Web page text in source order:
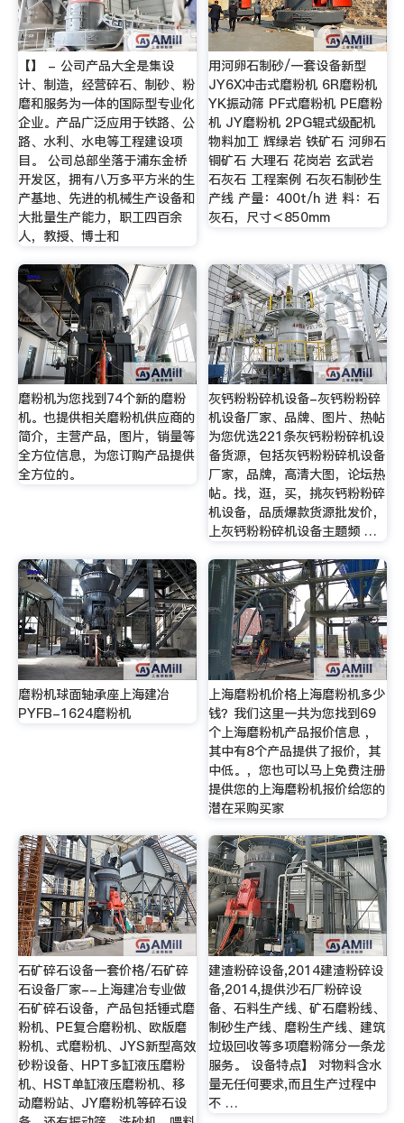
【】 - 公司产品大全是集设
计、制造，经营碎石、制砂、粉
磨和服务为一体的国际型专业化
企业。产品广泛应用于铁路、公
路、水利、水电等工程建设项
目。 公司总部坐落于浦东金桥
开发区，拥有八万多平方米的生
产基地、先进的机械生产设备和
大批量生产能力，职工四百余
人，教授、博士和
用河卵石制砂/一套设备新型
JY6X冲击式磨粉机 6R磨粉机
YK振动筛 PF式磨粉机 PE磨粉
机 JY磨粉机 2PG辊式级配机
物料加工 辉绿岩 铁矿石 河卵石
铜矿石 大理石 花岗岩 玄武岩
石灰石 工程案例 石灰石制砂生
产线 产量：400t/h 进 料：石
灰石，尺寸＜850mm
磨粉机为您找到74个新的磨粉
机。也提供相关磨粉机供应商的
简介，主营产品，图片，销量等
全方位信息，为您订购产品提供
全方位的。
灰钙粉粉碎机设备-灰钙粉粉碎
机设备厂家、品牌、图片、热帖
为您优选221条灰钙粉粉碎机设
备货源，包括灰钙粉粉碎机设备
厂家，品牌，高清大图，论坛热
帖。找，逛，买，挑灰钙粉粉碎
机设备，品质爆款货源批发价，
上灰钙粉粉碎机设备主题频 …
磨粉机球面轴承座上海建冶
PYFB-1624磨粉机
上海磨粉机价格上海磨粉机多少
钱？我们这里一共为您找到69
个上海磨粉机产品报价信息 ，
其中有8个产品提供了报价，其
中低。，您也可以马上免费注册
提供您的上海磨粉机报价给您的
潜在采购买家
石矿碎石设备一套价格/石矿碎
石设备厂家--上海建冶专业做
石矿碎石设备，产品包括锤式磨
粉机、PE复合磨粉机、欧版磨
粉机、式磨粉机、JYS新型高效
砂粉设备、HPT多缸液压磨粉
机、HST单缸液压磨粉机、移
动磨粉站、JY磨粉机等碎石设
建渣粉碎设备,2014建渣粉碎设
备,2014,提供沙石厂粉碎设
备、石料生产线、矿石磨粉线、
制砂生产线、磨粉生产线、建筑
垃圾回收等多项磨粉筛分一条龙
服务。 设备特点】 对物料含水
量无任何要求,而且生产过程中
不 …